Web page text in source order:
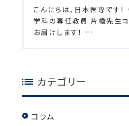
こんにちは、日本医専です
学科の専任教員 片橋先生
お届けします！ …
カテゴリー
コラム